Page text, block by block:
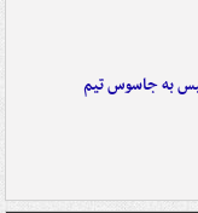
به جاسوس تیم